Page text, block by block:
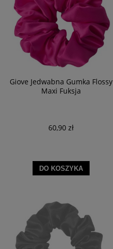
Giove Jedwabna Gumka Flossy
Maxi Fuksja
60,90 zł
DO KOSZYKA